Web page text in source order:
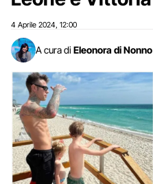
4 Aprile 2024 12:00
A cura di Eleonora di Nonno